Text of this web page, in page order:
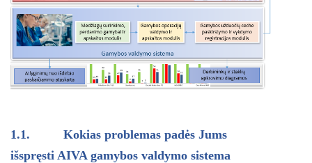
1.1.
Kokias problemas padės Jums
išspręsti AIVA gamybos valdymo sistema